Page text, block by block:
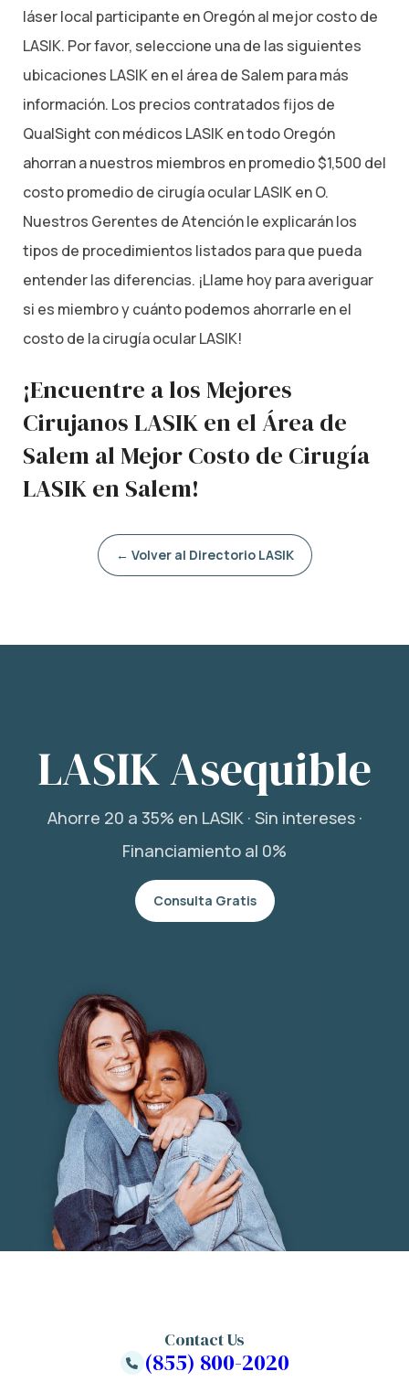
láser local participante en Oregón al mejor costo de
LASIK. Por favor, seleccione una de las siguientes
ubicaciones LASIK en el área de Salem para más
información. Los precios contratados fijos de
QualSight con médicos LASIK en todo Oregón
ahorran a nuestros miembros en promedio $1,500 del
costo promedio de cirugía ocular LASIK en O.
Nuestros Gerentes de Atención le explicarán los
tipos de procedimientos listados para que pueda
entender las diferencias. ¡Llame hoy para averiguar
si es miembro y cuánto podemos ahorrarle en el
costo de la cirugía ocular LASIK!
¡Encuentre a los Mejores
Cirujanos LASIK en el Área de
Salem al Mejor Costo de Cirugía
LASIK en Salem!
← Volver al Directorio LASIK
LASIK Asequible
Ahorre 20 a 35% en LASIK · Sin intereses ·
Financiamiento al 0%
Consulta Gratis
Contact Us
(855) 800-2020